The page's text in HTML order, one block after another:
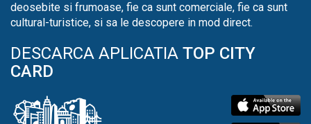
deosebite si frumoase, fie ca sunt comerciale, fie ca sunt
cultural-turistice, si sa le descopere in mod direct.
DESCARCA APLICATIA TOP CITY
CARD